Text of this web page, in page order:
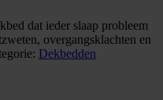
dat ieder slaap probleem
overgangsklachten en
Dekbedden